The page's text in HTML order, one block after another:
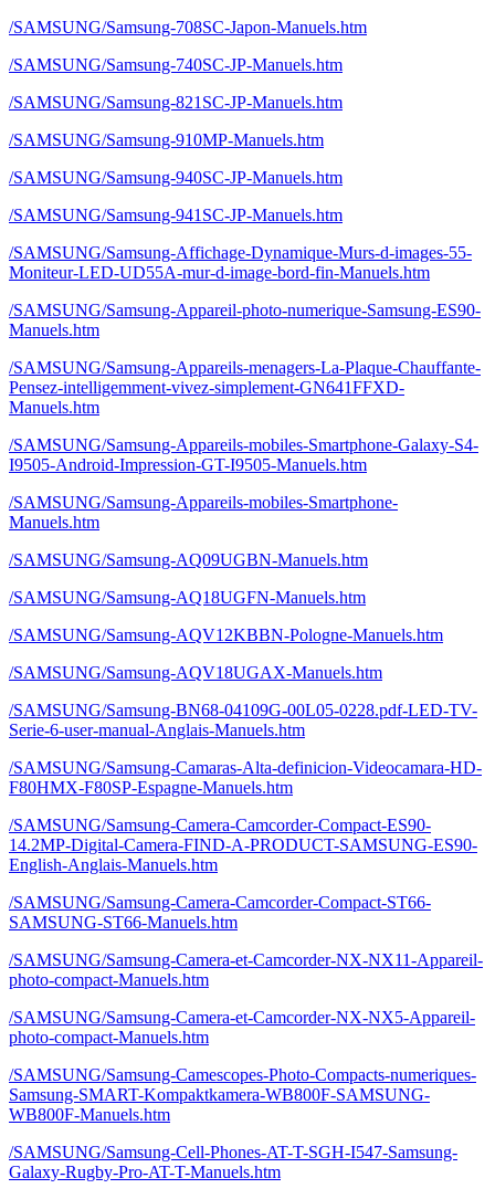
/SAMSUNG/Samsung-708SC-Japon-Manuels.htm
/SAMSUNG/Samsung-740SC-JP-Manuels.htm
/SAMSUNG/Samsung-821SC-JP-Manuels.htm
/SAMSUNG/Samsung-910MP-Manuels.htm
/SAMSUNG/Samsung-940SC-JP-Manuels.htm
/SAMSUNG/Samsung-941SC-JP-Manuels.htm
/SAMSUNG/Samsung-Affichage-Dynamique-Murs-d-images-55-
Moniteur-LED-UD55A-mur-d-image-bord-fin-Manuels.htm
/SAMSUNG/Samsung-Appareil-photo-numerique-Samsung-ES90-
Manuels.htm
/SAMSUNG/Samsung-Appareils-menagers-La-Plaque-Chauffante-
Pensez-intelligemment-vivez-simplement-GN641FFXD-
Manuels.htm
/SAMSUNG/Samsung-Appareils-mobiles-Smartphone-Galaxy-S4-
I9505-Android-Impression-GT-I9505-Manuels.htm
/SAMSUNG/Samsung-Appareils-mobiles-Smartphone-
Manuels.htm
/SAMSUNG/Samsung-AQ09UGBN-Manuels.htm
/SAMSUNG/Samsung-AQ18UGFN-Manuels.htm
/SAMSUNG/Samsung-AQV12KBBN-Pologne-Manuels.htm
/SAMSUNG/Samsung-AQV18UGAX-Manuels.htm
/SAMSUNG/Samsung-BN68-04109G-00L05-0228.pdf-LED-TV-
Serie-6-user-manual-Anglais-Manuels.htm
/SAMSUNG/Samsung-Camaras-Alta-definicion-Videocamara-HD-
F80HMX-F80SP-Espagne-Manuels.htm
/SAMSUNG/Samsung-Camera-Camcorder-Compact-ES90-
14.2MP-Digital-Camera-FIND-A-PRODUCT-SAMSUNG-ES90-
English-Anglais-Manuels.htm
/SAMSUNG/Samsung-Camera-Camcorder-Compact-ST66-
SAMSUNG-ST66-Manuels.htm
/SAMSUNG/Samsung-Camera-et-Camcorder-NX-NX11-Appareil-
photo-compact-Manuels.htm
/SAMSUNG/Samsung-Camera-et-Camcorder-NX-NX5-Appareil-
photo-compact-Manuels.htm
/SAMSUNG/Samsung-Camescopes-Photo-Compacts-numeriques-
Samsung-SMART-Kompaktkamera-WB800F-SAMSUNG-
WB800F-Manuels.htm
/SAMSUNG/Samsung-Cell-Phones-AT-T-SGH-I547-Samsung-
Galaxy-Rugby-Pro-AT-T-Manuels.htm